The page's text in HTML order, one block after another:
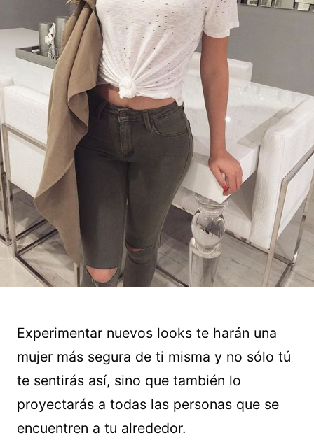
Experimentar nuevos looks te harán una
mujer más segura de ti misma y no sólo tú
te sentirás así, sino que también lo
proyectarás a todas las personas que se
encuentren a tu alrededor.